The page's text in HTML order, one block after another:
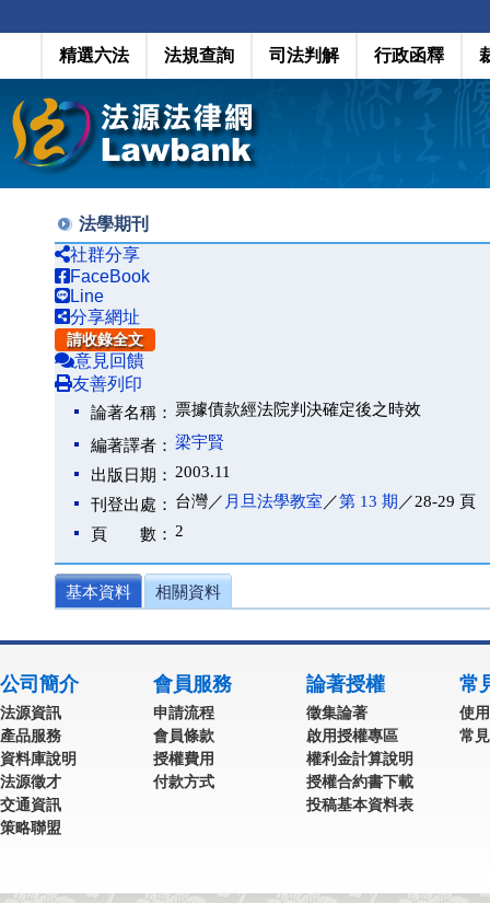
精選六法 法規查詢 司法判解 行政函釋
法學期刊
社群分享
FaceBook
Line
分享網址
請收錄全文
意見回饋
友善列印
論著名稱： 票據債款經法院判決確定後之時效
編著譯者： 梁宇賢
出版日期： 2003.11
刊登出處： 台灣／ 月旦法學教室 ／第 13 期 ／28-29 頁
頁 數： 2
基本資料 相關資料
公司簡介
法源資訊
產品服務
資料庫說明
法源徵才
交通資訊
策略聯盟
會員服務
申請流程
會員條款
授權費用
付款方式
論著授權
徵集論著
啟用授權專區
權利金計算說明
授權合約書下載
投稿基本資料表
常
使
常